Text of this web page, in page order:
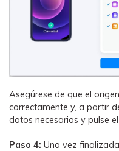
Asegúrese de que el
correctamente y, a partir
datos necesarios y pulse
Paso 4: Una vez